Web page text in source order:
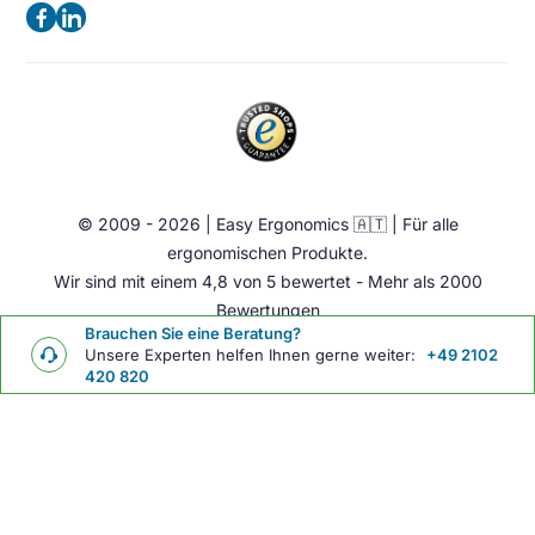
Brauchen Sie eine Beratung?
Unsere Experten helfen Ihnen gerne weiter:
+49 2102
420 820
Datenschutzerklärung
Ergonomische Bürostuhl
Übrige
(Keine Besuchsadresse)
info@easy-ergonomics.at
© 2009 - 2026 | Easy Ergonomics 🇦🇹 | Für alle
ergonomischen Produkte.
Wir sind mit einem 4,8 von 5 bewertet - Mehr als 2000
Bewertungen